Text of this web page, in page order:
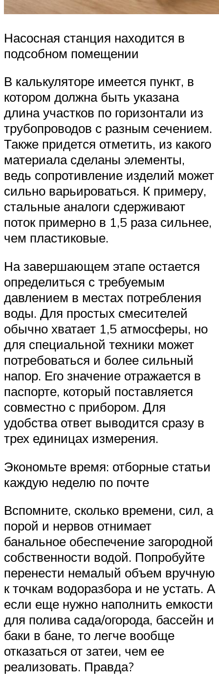
Насосная станция находится в
подсобном помещении
В калькуляторе имеется пункт, в
котором должна быть указана
длина участков по горизонтали из
трубопроводов с разным сечением.
Также придется отметить, из какого
материала сделаны элементы,
ведь сопротивление изделий может
сильно варьироваться. К примеру,
стальные аналоги сдерживают
поток примерно в 1,5 раза сильнее,
чем пластиковые.
На завершающем этапе остается
определиться с требуемым
давлением в местах потребления
воды. Для простых смесителей
обычно хватает 1,5 атмосферы, но
для специальной техники может
потребоваться и более сильный
напор. Его значение отражается в
паспорте, который поставляется
совместно с прибором. Для
удобства ответ выводится сразу в
трех единицах измерения.
Экономьте время: отборные статьи
каждую неделю по почте
Вспомните, сколько времени, сил, а
порой и нервов отнимает
банальное обеспечение загородной
собственности водой. Попробуйте
перенести немалый объем вручную
к точкам водоразбора и не устать. А
если еще нужно наполнить емкости
для полива сада/огорода, бассейн и
баки в бане, то легче вообще
отказаться от затеи, чем ее
реализовать. Правда?